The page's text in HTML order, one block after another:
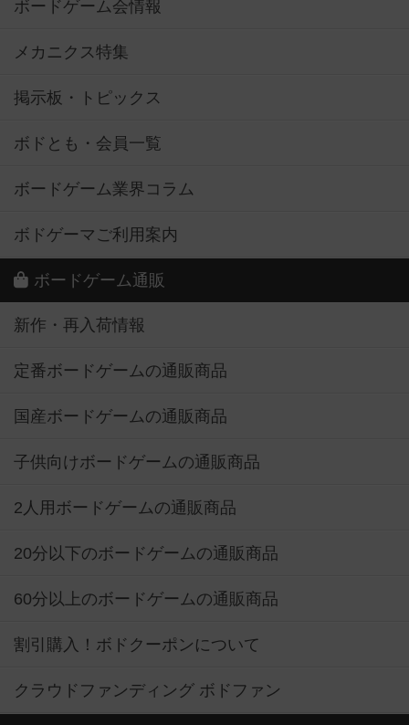
ボードゲーム会情報
メカニクス特集
掲示板・トピックス
ボドとも・会員一覧
ボードゲーム業界コラム
ボドゲーマご利用案内
ボードゲーム通販
新作・再入荷情報
定番ボードゲームの通販商品
国産ボードゲームの通販商品
子供向けボードゲームの通販商品
2人用ボードゲームの通販商品
20分以下のボードゲームの通販商品
60分以上のボードゲームの通販商品
割引購入！ボドクーポンについて
クラウドファンディング ボドファン